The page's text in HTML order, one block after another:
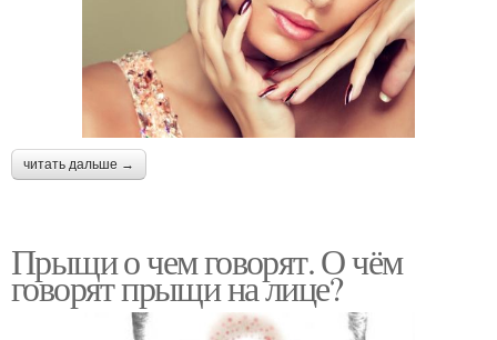
читать дальше →
Прыщи о чем говорят. О чём
говорят прыщи на лице?